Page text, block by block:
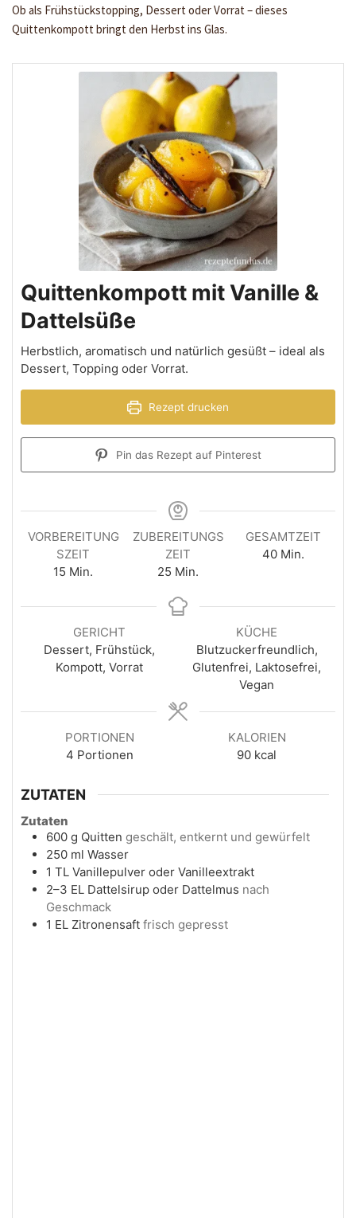
Ob als Frühstückstopping, Dessert oder Vorrat – dieses
Quittenkompott bringt den Herbst ins Glas.
Quittenkompott mit Vanille &
Dattelsüße
Herbstlich, aromatisch und natürlich gesüßt – ideal als
Dessert, Topping oder Vorrat.
Rezept drucken
Pin das Rezept auf Pinterest
VORBEREITUNG
SZEIT
15 Min.
ZUBEREITUNGS
ZEIT
25 Min.
GESAMTZEIT
40 Min.
GERICHT
Dessert, Frühstück,
Kompott, Vorrat
KÜCHE
Blutzuckerfreundlich,
Glutenfrei, Laktosefrei,
Vegan
PORTIONEN
4 Portionen
KALORIEN
90 kcal
ZUTATEN
Zutaten
600 g Quitten geschält, entkernt und gewürfelt
250 ml Wasser
1 TL Vanillepulver oder Vanilleextrakt
2–3 EL Dattelsirup oder Dattelmus nach
Geschmack
1 EL Zitronensaft frisch gepresst